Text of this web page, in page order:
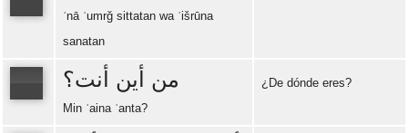
ʾnā ʿumrğ sittatan wa ʿišrūna
sanatan
من أين أنت؟
Min ʾaina ʾanta?
¿De dónde eres?